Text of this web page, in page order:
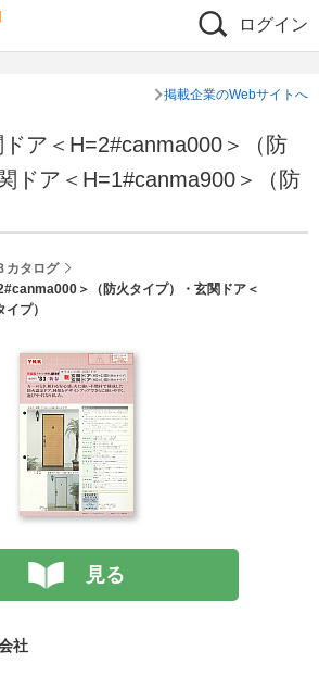
ログイン
掲載企業のWebサイトへ
ア＜H=2#canma000＞（防
ドア＜H=1#canma900＞（防
カタログ
＞（防火タイプ）・玄関ドア＜
プ）
見る
社